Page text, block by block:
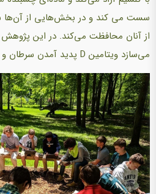
سست می کند و در بخش‌هایی از آن‌ها
از آنان محافظت می‌کند. در این
می‌سازد ویتامین D پدید آمدن سرطان و روند رشد آن را كُند می‌كند.